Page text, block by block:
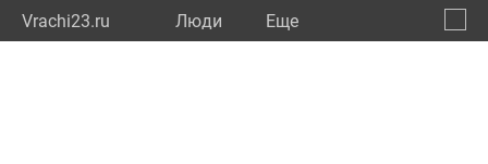
Vrachi23.ru Люди Eще